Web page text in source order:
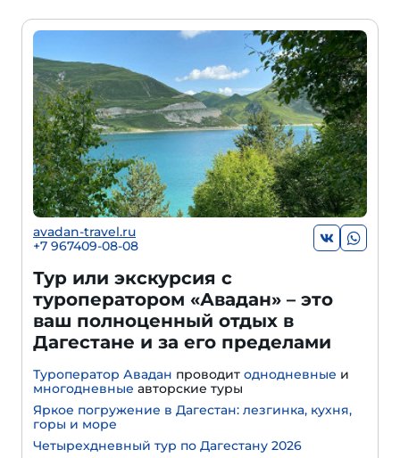
avadan-travel.ru
+7 967409-08-08
Тур или экскурсия с
туроператором «Авадан» – это
ваш полноценный отдых в
Дагестане и за его пределами
Туроператор Авадан проводит однодневные и
многодневные авторские туры
Яркое погружение в Дагестан: лезгинка, кухня,
горы и море
Четырехдневный тур по Дагестану 2026